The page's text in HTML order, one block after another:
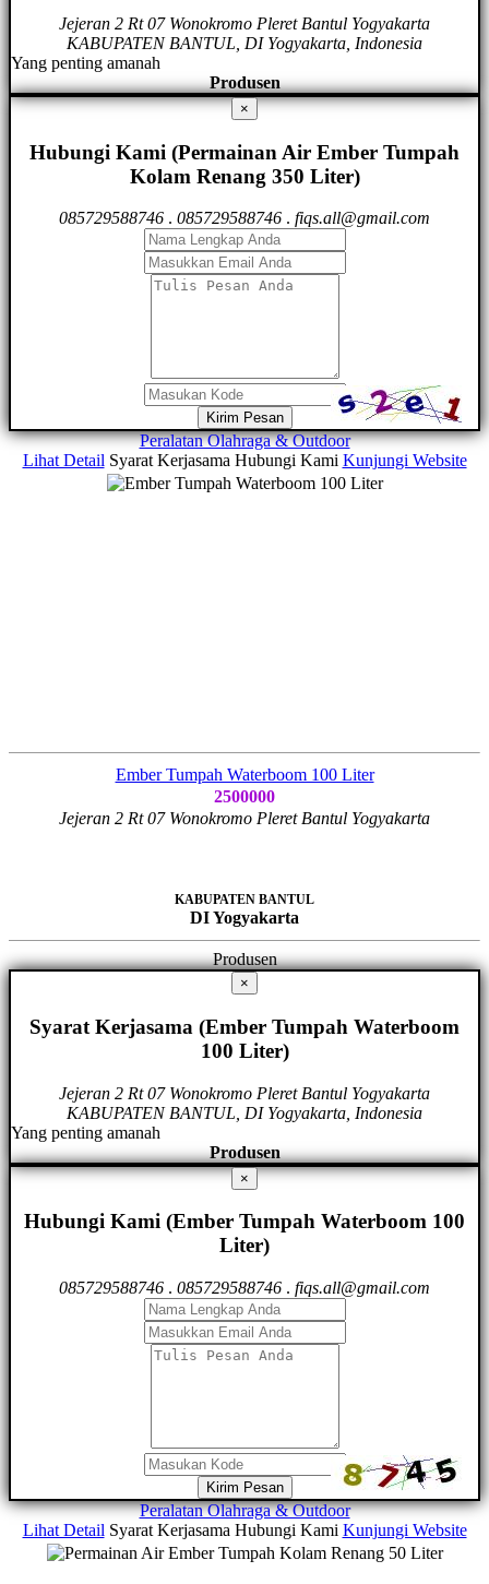
Jejeran 2 Rt 07 Wonokromo Pleret Bantul Yogyakarta
KABUPATEN BANTUL, DI Yogyakarta, Indonesia
Yang penting amanah
Produsen
×
Hubungi Kami (Permainan Air Ember Tumpah
Kolam Renang 350 Liter)
085729588746 . 085729588746 . fiqs.all@gmail.com
Kirim Pesan
Peralatan Olahraga & Outdoor
Lihat Detail Syarat Kerjasama Hubungi Kami Kunjungi Website
Ember Tumpah Waterboom 100 Liter
2500000
Jejeran 2 Rt 07 Wonokromo Pleret Bantul Yogyakarta
KABUPATEN BANTUL
DI Yogyakarta
Produsen
×
Syarat Kerjasama (Ember Tumpah Waterboom
100 Liter)
Jejeran 2 Rt 07 Wonokromo Pleret Bantul Yogyakarta
KABUPATEN BANTUL, DI Yogyakarta, Indonesia
Yang penting amanah
Produsen
×
Hubungi Kami (Ember Tumpah Waterboom 100
Liter)
085729588746 . 085729588746 . fiqs.all@gmail.com
Kirim Pesan
Peralatan Olahraga & Outdoor
Lihat Detail Syarat Kerjasama Hubungi Kami Kunjungi Website